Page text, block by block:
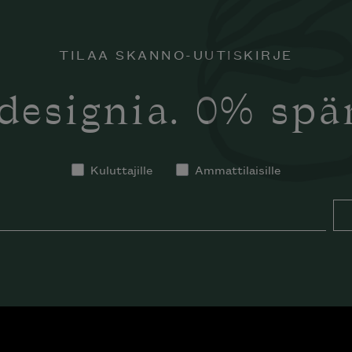
TILAA SKANNO-UUTISKIRJE
0%
Kuluttajille Ammattilaisille